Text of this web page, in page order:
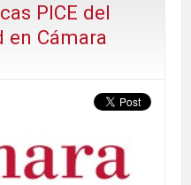
PICE del
en Cámara